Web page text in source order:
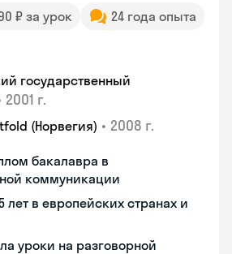
₽ за урок
24 года опыта
государственный
2001 г.
(Норвегия) • 2008 г.
бакалавра в
коммуникации
лет в европейских странах и
уроки на разговорной